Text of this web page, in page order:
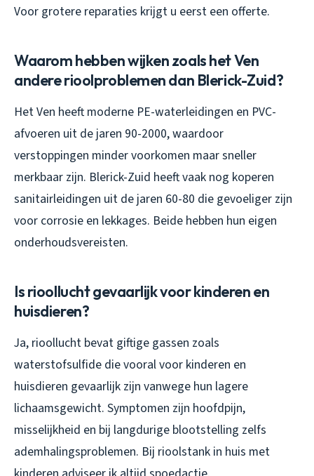
Voor grotere reparaties krijgt u eerst een offerte.
Waarom hebben wijken zoals het Ven
andere rioolproblemen dan Blerick-Zuid?
Het Ven heeft moderne PE-waterleidingen en PVC-
afvoeren uit de jaren 90-2000, waardoor
verstoppingen minder voorkomen maar sneller
merkbaar zijn. Blerick-Zuid heeft vaak nog koperen
sanitairleidingen uit de jaren 60-80 die gevoeliger zijn
voor corrosie en lekkages. Beide hebben hun eigen
onderhoudsvereisten.
Is rioollucht gevaarlijk voor kinderen en
huisdieren?
Ja, rioollucht bevat giftige gassen zoals
waterstofsulfide die vooral voor kinderen en
huisdieren gevaarlijk zijn vanwege hun lagere
lichaamsgewicht. Symptomen zijn hoofdpijn,
misselijkheid en bij langdurige blootstelling zelfs
ademhalingsproblemen. Bij rioolstank in huis met